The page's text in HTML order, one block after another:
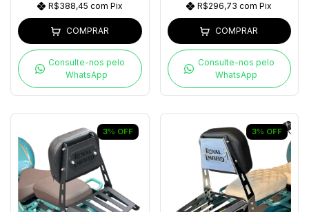
R$388,45 com Pix
COMPRAR
Consulte-nos pelo
WhatsApp
R$296,73com Pix
COMPRAR
Consulte-nos pelo
WhatsApp
3% OFF 3% OFF